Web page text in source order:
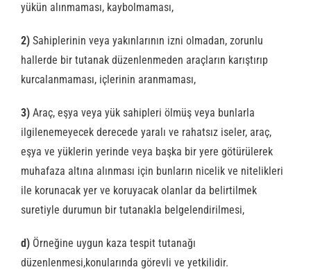
yükün alınmaması, kaybolmaması,
2) Sahiplerinin veya yakınlarının izni olmadan, zorunlu
hallerde bir tutanak düzenlenmeden araçların karıştırıp
kurcalanmaması, içlerinin aranmaması,
3) Araç, eşya veya yük sahipleri ölmüş veya bunlarla
ilgilenemeyecek derecede yaralı ve rahatsız iseler, araç,
eşya ve yüklerin yerinde veya başka bir yere götürülerek
muhafaza altına alınması için bunların nicelik ve nitelikleri
ile korunacak yer ve koruyacak olanlar da belirtilmek
suretiyle durumun bir tutanakla belgelendirilmesi,
d) Örneğine uygun kaza tespit tutanağı
düzenlenmesi,konularında görevli ve yetkilidir.